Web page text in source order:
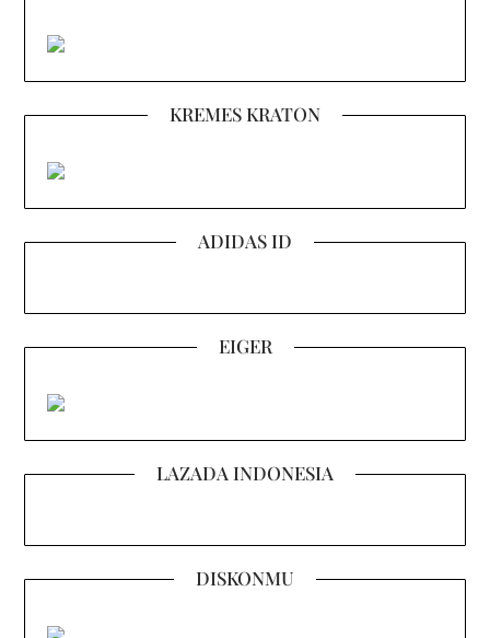
KREMES KRATON
ADIDAS ID
EIGER
LAZADA INDONESIA
DISKONMU